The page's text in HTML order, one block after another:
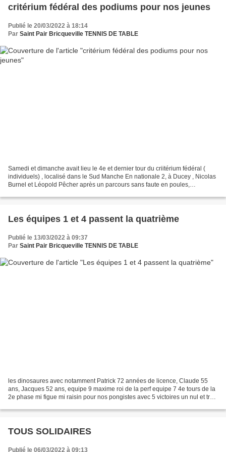
critérium fédéral des podiums pour nos jeunes
Publié le 20/03/2022 à 18:14
Par Saint Pair Bricqueville TENNIS DE TABLE
Samedi et dimanche avait lieu le 4e et dernier tour du criitérium fédéral (
individuels) , localisé dans le Sud Manche En nationale 2, à Ducey , Nicolas
Burnel et Léopold Pêcher après un parcours sans faute en poules,
Les équipes 1 et 4 passent la quatrième
Publié le 13/03/2022 à 09:37
Par Saint Pair Bricqueville TENNIS DE TABLE
les dinosaures avec notamment Patrick 72 années de licence, Claude 55
ans, Jacques 52 ans, equipe 9 maxime roi de la perf equipe 7 4e tours de la
2e phase mi figue mi raisin pour nos pongistes avec 5 victoires un nul et trois
TOUS SOLIDAIRES
Publié le 06/03/2022 à 09:13